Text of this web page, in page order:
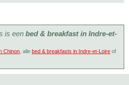
is een bed & breakfast in Indre-et-
Chinon , alle bed & breakfasts in Indre-et-Loire of